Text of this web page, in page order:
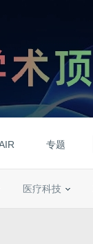
专题
医疗科技